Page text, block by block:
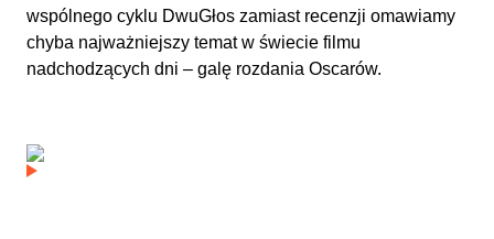
wspólnego cyklu DwuGłos zamiast recenzji omawiamy
chyba najważniejszy temat w świecie filmu
nadchodzących dni – galę rozdania Oscarów.